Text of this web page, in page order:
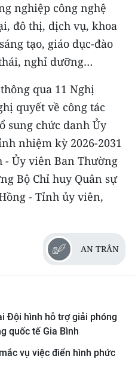
nghiệp công nghệ
đô thị, dịch vụ, khoa
tạo, giáo dục-đào
nghỉ dưỡng…
qua 11 Nghị
quyết về công tác
sung chức danh Ủy
nhiệm kỳ 2026-2031
- Ủy viên Ban Thường
Bộ Chỉ huy Quân sự
- Tỉnh ủy viên,
AN TRÂN
Đội hình hỗ trợ giải phóng
quốc tế Gia Bình
vụ việc điển hình phức